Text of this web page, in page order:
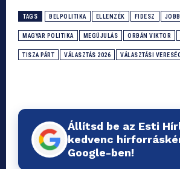
TAGS BELPOLITIKA ELLENZÉK FIDESZ
MAGYAR POLITIKA MEGÚJULÁS ORBÁN VIKTOR
TISZA PÁRT VÁLASZTÁS 2026 VÁLASZTÁSI
Állítsd be az Esti
kedvenc
Google-ben!